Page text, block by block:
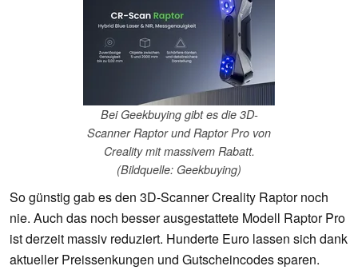
Bei Geekbuying gibt es die 3D-
Scanner Raptor und Raptor Pro von
Creality mit massivem Rabatt.
(Bildquelle: Geekbuying)
So günstig gab es den 3D-Scanner Creality Raptor noch
nie. Auch das noch besser ausgestattete Modell Raptor Pro
ist derzeit massiv reduziert. Hunderte Euro lassen sich dank
aktueller Preissenkungen und Gutscheincodes sparen.